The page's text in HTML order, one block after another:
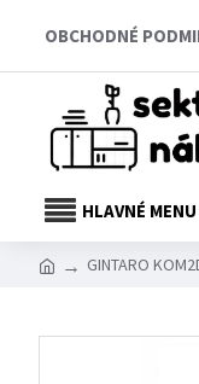
OBCHODNÉ
HLAVNÉ MENU
GINTARO